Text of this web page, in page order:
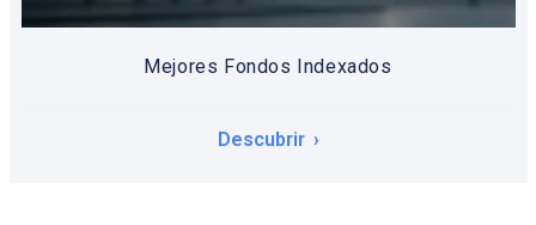
Mejores Fondos Indexados
Descubrir